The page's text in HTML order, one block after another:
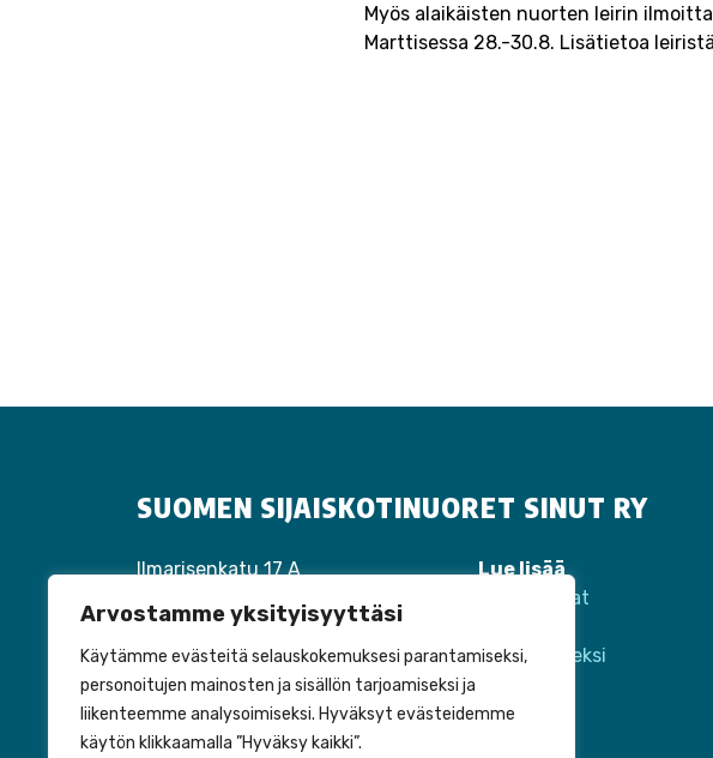
Arvostamme yksityisyyttäsi
Käytämme evästeitä selauskokemuksesi parantamiseksi,
personoitujen mainosten ja sisällön tarjoamiseksi ja
liikenteemme analysoimiseksi. Hyväksyt evästeidemme
käytön klikkaamalla ”Hyväksy kaikki”.
Myös alaikäisten nuorten leirin
Marttisessa 28.-30.8. Lisätietoa
SUOMEN SIJAISKOTINUORET SINUT RY
Ilmarisenkatu 17 A
Puh:040 310 1447
laura.tiippana@perhehoitoliitto.fi
Lue lisää
Tapahtumat
Liity jäseneksi